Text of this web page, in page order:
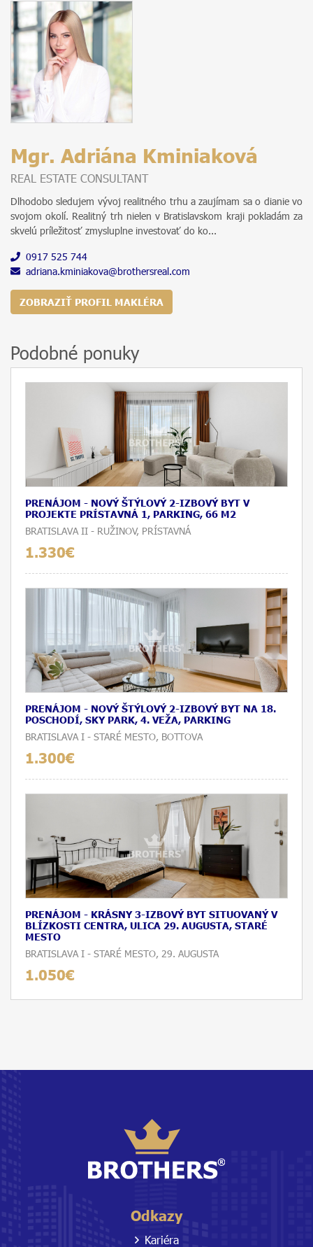
Mgr. Adriána Kminiaková
REAL ESTATE CONSULTANT
Dlhodobo sledujem vývoj realitného trhu a zaujímam sa o dianie vo
svojom okolí. Realitný trh nielen v Bratislavskom kraji pokladám za
skvelú príležitosť zmysluplne investovať do ko...
0917 525 744
adriana.kminiakova@brothersreal.com
ZOBRAZIŤ PROFIL MAKLÉRA
Podobné ponuky
PRENÁJOM - NOVÝ ŠTÝLOVÝ 2-IZBOVÝ BYT V
PROJEKTE PRÍSTAVNÁ 1, PARKING, 66 M2
BRATISLAVA II - RUŽINOV, PRÍSTAVNÁ
1.330€
PRENÁJOM - NOVÝ ŠTÝLOVÝ 2-IZBOVÝ BYT NA 18.
POSCHODÍ, SKY PARK, 4. VEŽA, PARKING
BRATISLAVA I - STARÉ MESTO, BOTTOVA
1.300€
PRENÁJOM - KRÁSNY 3-IZBOVÝ BYT SITUOVANÝ V
BLÍZKOSTI CENTRA, ULICA 29. AUGUSTA, STARÉ
MESTO
BRATISLAVA I - STARÉ MESTO, 29. AUGUSTA
1.050€
Odkazy
Kariéra